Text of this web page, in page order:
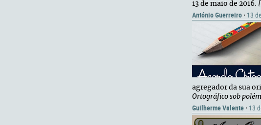
13 de maio de 2016.
António Guerreiro · 13
agregador da sua
Ortográfico sob
Guilherme Valente · 13